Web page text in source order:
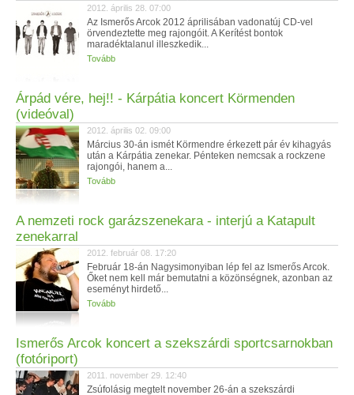
2012. április 28. 07:00
Az Ismerős Arcok 2012 áprilisában vadonatúj CD-vel
örvendeztette meg rajongóit. A Kerítést bontok
maradéktalanul illeszkedik...
Tovább
Árpád vére, hej!! - Kárpátia koncert Körmenden
(videóval)
2012. április 02. 09:00
Március 30-án ismét Körmendre érkezett pár év kihagyás
után a Kárpátia zenekar. Pénteken nemcsak a rockzene
rajongói, hanem a...
Tovább
A nemzeti rock garázszenekara - interjú a Katapult
zenekarral
2012. február 08. 17:20
Február 18-án Nagysimonyiban lép fel az Ismerős Arcok.
Őket nem kell már bemutatni a közönségnek, azonban az
eseményt hirdető...
Tovább
Ismerős Arcok koncert a szekszárdi sportcsarnokban
(fotóriport)
2011. november 29. 12:40
Zsúfolásig megtelt november 26-án a szekszárdi